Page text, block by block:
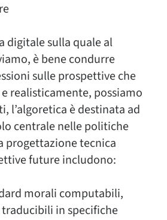
digitale sulla quale al
è bene condurre
sulle prospettive che
realisticamente, possiamo
l’algoretica è destinata ad
centrale nelle politiche
progettazione tecnica
future includono:
morali computabili,
in specifiche